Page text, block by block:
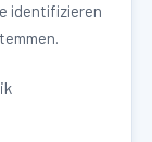
identifizieren